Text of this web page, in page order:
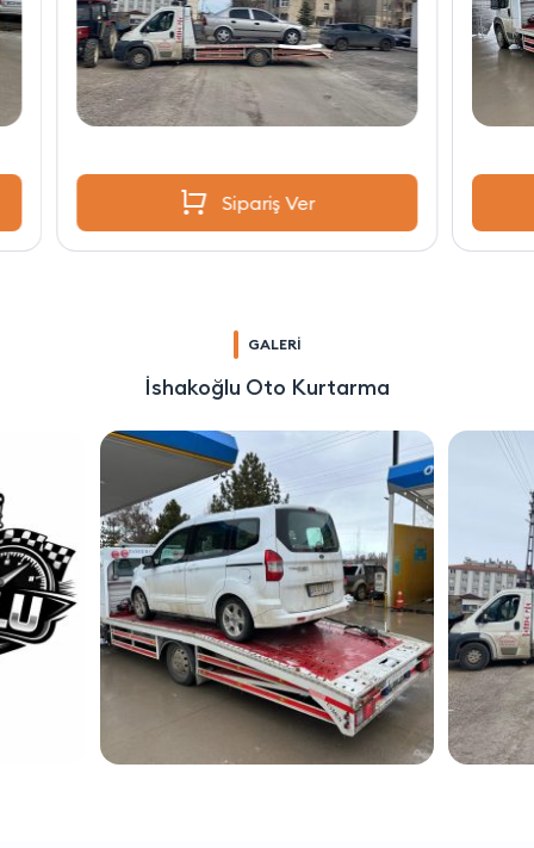
Sipariş Ver
GALERİ
İshakoğlu Oto Kurtarma